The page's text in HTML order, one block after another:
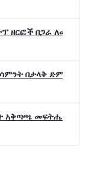
በጋራ ለመስራት መከሩ፡፡
ሳምንት በታላቅ ድምቀት
አቅጣጫ መፍትሔ ጠቋሚ